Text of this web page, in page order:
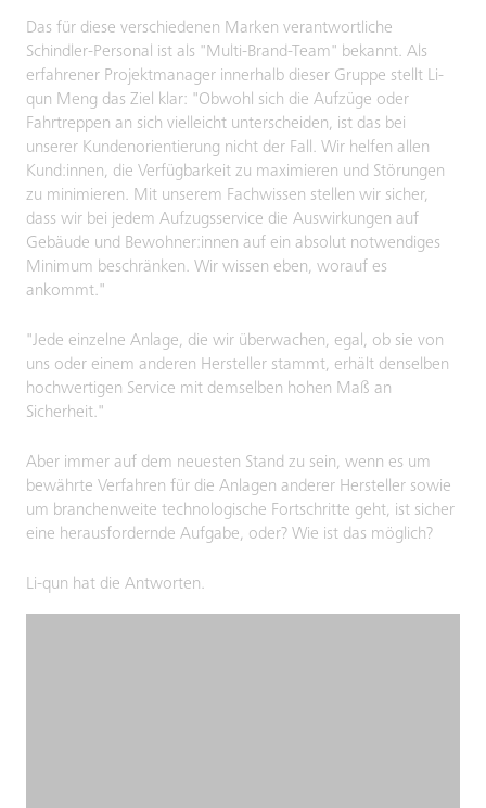
Das für diese verschiedenen Marken verantwortliche
Schindler-Personal ist als "Multi-Brand-Team" bekannt. Als
erfahrener Projektmanager innerhalb dieser Gruppe stellt Li-
qun Meng das Ziel klar: "Obwohl sich die Aufzüge oder
Fahrtreppen an sich vielleicht unterscheiden, ist das bei
unserer Kundenorientierung nicht der Fall. Wir helfen allen
Kund:innen, die Verfügbarkeit zu maximieren und Störungen
zu minimieren. Mit unserem Fachwissen stellen wir sicher,
dass wir bei jedem Aufzugsservice die Auswirkungen auf
Gebäude und Bewohner:innen auf ein absolut notwendiges
Minimum beschränken. Wir wissen eben, worauf es
ankommt."
"Jede einzelne Anlage, die wir überwachen, egal, ob sie von
uns oder einem anderen Hersteller stammt, erhält denselben
hochwertigen Service mit demselben hohen Maß an
Sicherheit."
Aber immer auf dem neuesten Stand zu sein, wenn es um
bewährte Verfahren für die Anlagen anderer Hersteller sowie
um branchenweite technologische Fortschritte geht, ist sicher
eine herausfordernde Aufgabe, oder? Wie ist das möglich?
Li-qun hat die Antworten.